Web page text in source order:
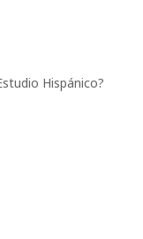
Hispánico?